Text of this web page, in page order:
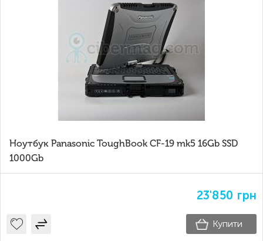
Ноутбук Panasonic ToughBook CF-19 mk5 16Gb SSD
1000Gb
23'850 грн
Купити